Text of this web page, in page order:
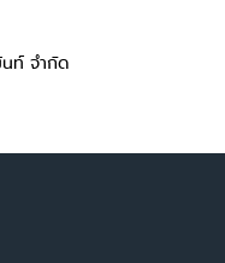
นท์ จำกัด